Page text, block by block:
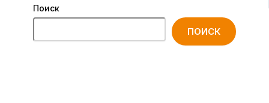
Поиск
ПОИСК